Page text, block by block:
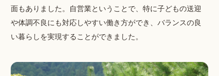
面もありました。自営業ということで、特に子どもの送迎
や体調不良にも対応しやすい働き方ができ、バランスの良
い暮らしを実現することができました。